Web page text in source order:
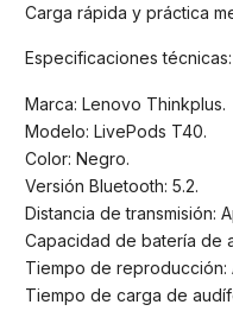
Carga rápida y práctica
Especificaciones técnicas:
Marca: Lenovo Thinkplus.
Modelo: LivePods T40.
Color: Negro.
Versión Bluetooth: 5.2.
Distancia de transmisión:
Capacidad de batería de
Tiempo de reproducción:
Tiempo de carga de